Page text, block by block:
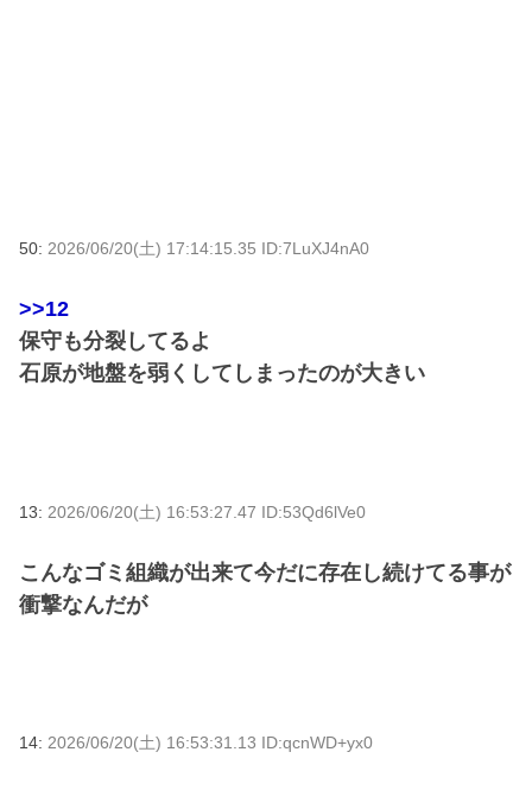
50: 2026/06/20(土) 17:14:15.35 ID:7LuXJ4nA0
>>12
保守も分裂してるよ
石原が地盤を弱くしてしまったのが大きい
13: 2026/06/20(土) 16:53:27.47 ID:53Qd6lVe0
こんなゴミ組織が出来て今だに存在し続けてる事が
衝撃なんだが
14: 2026/06/20(土) 16:53:31.13 ID:qcnWD+yx0